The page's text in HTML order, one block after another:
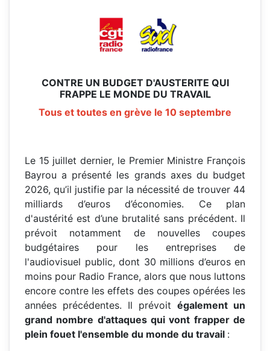
CONTRE UN BUDGET D'AUSTERITE QUI
FRAPPE LE MONDE DU TRAVAIL
Tous et toutes en grève le 10 septembre
Le 15 juillet dernier, le Premier Ministre François
Bayrou a présenté les grands axes du budget
2026, qu’il justifie par la nécessité de trouver 44
milliards d’euros d’économies. Ce plan
d'austérité est d’une brutalité sans précédent. Il
prévoit notamment de nouvelles coupes
budgétaires pour les entreprises de
l'audiovisuel public, dont 30 millions d’euros en
moins pour Radio France, alors que nous luttons
encore contre les effets des coupes opérées les
années précédentes. Il prévoit également un
grand nombre d'attaques qui vont frapper de
plein fouet l'ensemble du monde du travail :